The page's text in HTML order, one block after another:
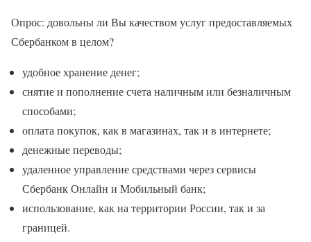
Опрос: довольны ли Вы качеством услуг предоставляемых
Сбербанком в целом?
удобное хранение денег;
снятие и пополнение счета наличным или безналичным
способами;
оплата покупок, как в магазинах, так и в интернете;
денежные переводы;
удаленное управление средствами через сервисы
Сбербанк Онлайн и Мобильный банк;
использование, как на территории России, так и за
границей.